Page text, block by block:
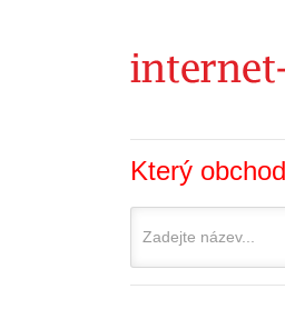
Který